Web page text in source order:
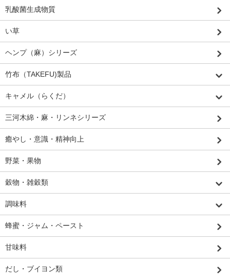
乳酸菌生成物質
い草
ヘンプ（麻）シリーズ
竹布（TAKEFU)製品
キャメル（らくだ）
三河木綿・麻・リンネシリーズ
癒やし・意識・精神向上
野菜・果物
穀物・雑穀類
調味料
蜂蜜・ジャム・ペースト
甘味料
だし・ブイヨン類